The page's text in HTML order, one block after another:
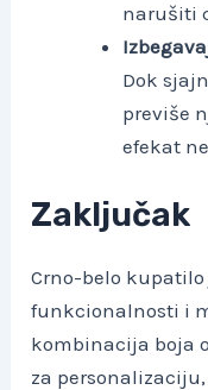
narušiti
Dok
previše
efekat
Zaključak
Crno-belo
funkcionalnosti i
kombinacija boja
za